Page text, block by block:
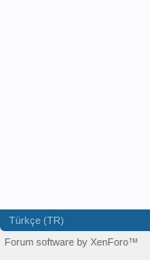
Türkçe (TR)
Forum software by XenForo™